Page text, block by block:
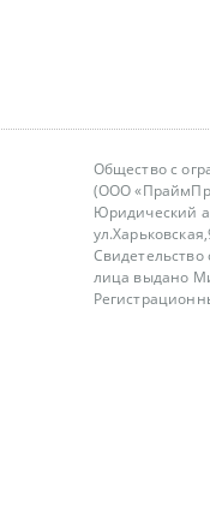
Общество с
(ООО
Юридический
Свидетельство
лица выдано